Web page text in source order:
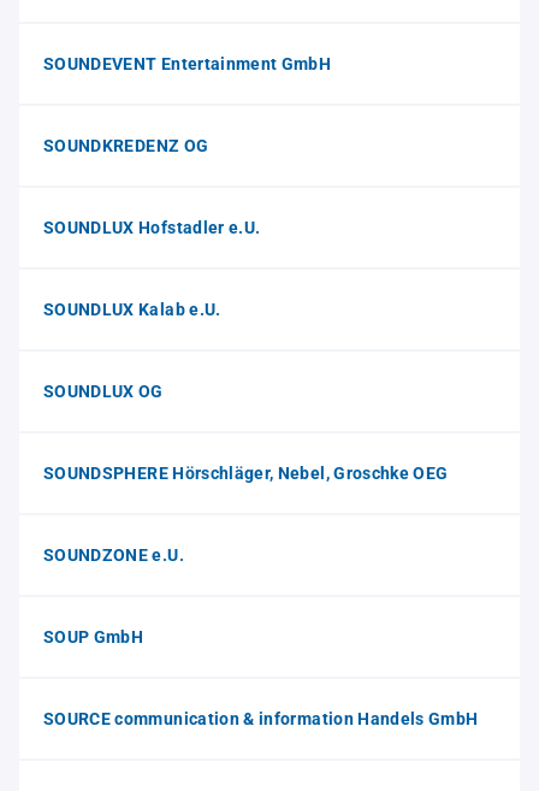
SOUNDEVENT Entertainment GmbH
SOUNDKREDENZ OG
SOUNDLUX Hofstadler e.U.
SOUNDLUX Kalab e.U.
SOUNDLUX OG
SOUNDSPHERE Hörschläger, Nebel, Groschke OEG
SOUNDZONE e.U.
SOUP GmbH
SOURCE communication & information Handels GmbH